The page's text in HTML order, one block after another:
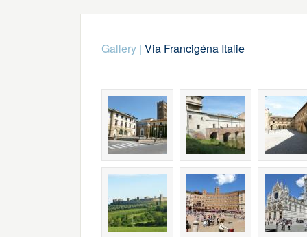
Gallery| Via Francigéna Italie